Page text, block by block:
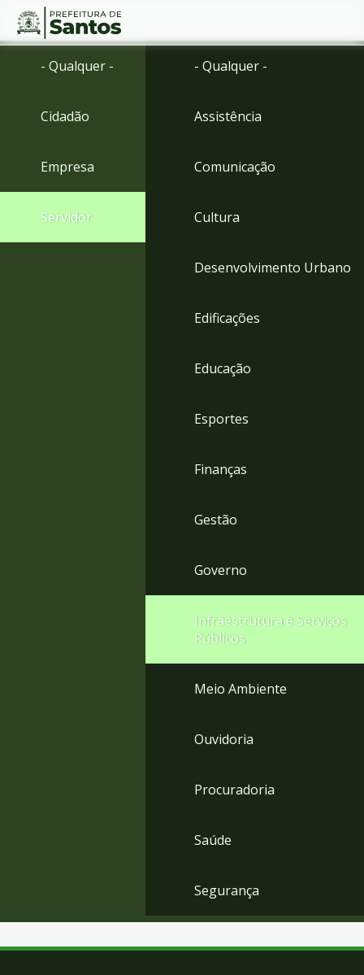
Ir
menu
para
Conteúdo
- Qualquer -
Cidadão
Empresa
Servidor
- Qualquer -
Assistência
Comunicação
Cultura
Desenvolvimento Urbano
Edificações
Educação
Esportes
Finanças
Gestão
Governo
Infraestrutura e Serviços
Públicos
Meio Ambiente
Ouvidoria
Procuradoria
Saúde
Segurança